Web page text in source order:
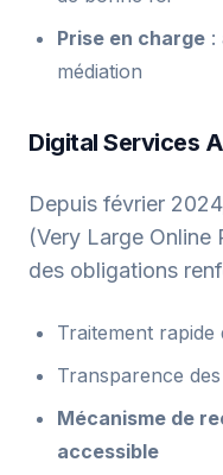
Prise en charge :
médiation
Digital Services
Depuis février
(Very Large
des obligations
Traitement rapide
Transparence
Mécanisme de
accessible